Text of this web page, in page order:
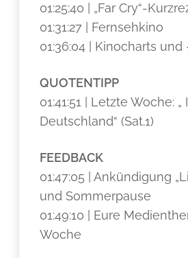
01:25:40 | „Far Cry“-
01:31:27 | Fernsehkino
01:36:04 | Kinocharts und
QUOTENTIPP
01:41:51 | Letzte Woche:
Deutschland“ (Sat.1)
FEEDBACK
01:47:05 | Ankündigung
und Sommerpause
01:49:10 | Eure
Woche